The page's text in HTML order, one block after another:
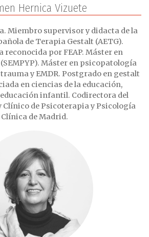
Hernica Vizuete
Miembro supervisor y didacta de la
de Terapia Gestalt (AETG).
reconocida por FEAP. Máster en
Máster en psicopatología
trauma y EMDR. Postgrado en gestalt
en ciencias de la educación,
infantil. Codirectora del
Clínico de Psicoterapia y Psicología
Clínica de Madrid.